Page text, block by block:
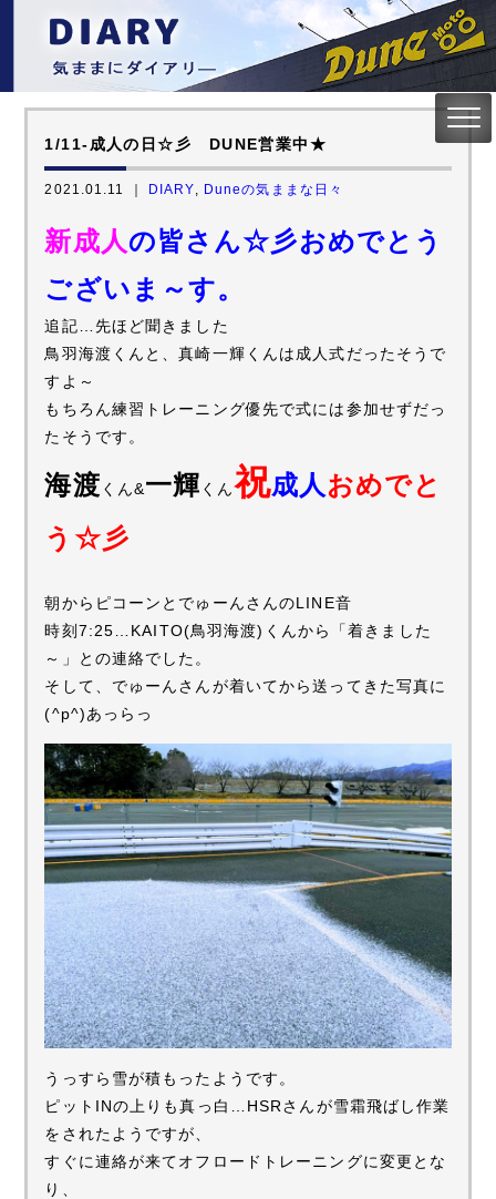
1/11-成人の日☆彡 DUNE営業中★
2021.01.11 ｜ DIARY Duneの気ままな日々
新成人の皆さん☆彡おめでとう
ございま～す。
追記…先ほど聞きました
鳥羽海渡くんと、真崎一輝くんは成人式だったそうで
すよ～
もちろん練習トレーニング優先で式には参加せずだっ
たそうです。
海渡 くん&一輝 くん祝成人 おめでと
う☆彡
朝からピコーンとでゅーんさんのLINE音
時刻7:25…KAITO(鳥羽海渡)くんから「着きました
～」との連絡でした。
そして、でゅーんさんが着いてから送ってきた写真に
(^p^)あっらっ
うっすら雪が積もったようです。
ピットINの上りも真っ白…HSRさんが雪霜飛ばし作業
をされたようですが、
すぐに連絡が来てオフロードトレーニングに変更とな
り、